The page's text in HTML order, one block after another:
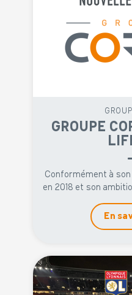
GROUPE
Conformément à
en 2018 et son
En